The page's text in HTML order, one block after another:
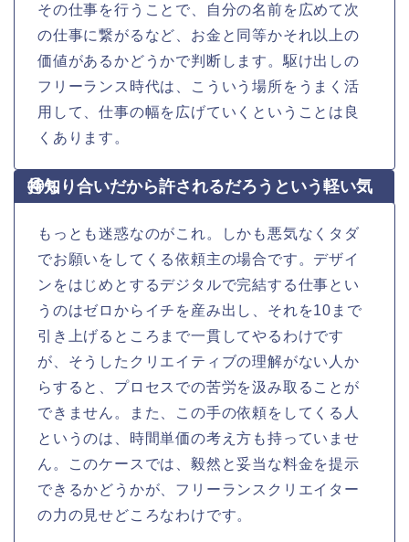
その仕事を行うことで、自分の名前を広めて次
の仕事に繋がるなど、お金と同等かそれ以上の
価値があるかどうかで判断します。駆け出しの
フリーランス時代は、こういう場所をうまく活
用して、仕事の幅を広げていくということは良
くあります。
④知り合いだから許されるだろうという軽い気持ち
もっとも迷惑なのがこれ。しかも悪気なくタダ
でお願いをしてくる依頼主の場合です。デザイ
ンをはじめとするデジタルで完結する仕事とい
うのはゼロからイチを産み出し、それを10まで
引き上げるところまで一貫してやるわけです
が、そうしたクリエイティブの理解がない人か
らすると、プロセスでの苦労を汲み取ることが
できません。また、この手の依頼をしてくる人
というのは、時間単価の考え方も持っていませ
ん。このケースでは、毅然と妥当な料金を提示
できるかどうかが、フリーランスクリエイター
の力の見せどころなわけです。